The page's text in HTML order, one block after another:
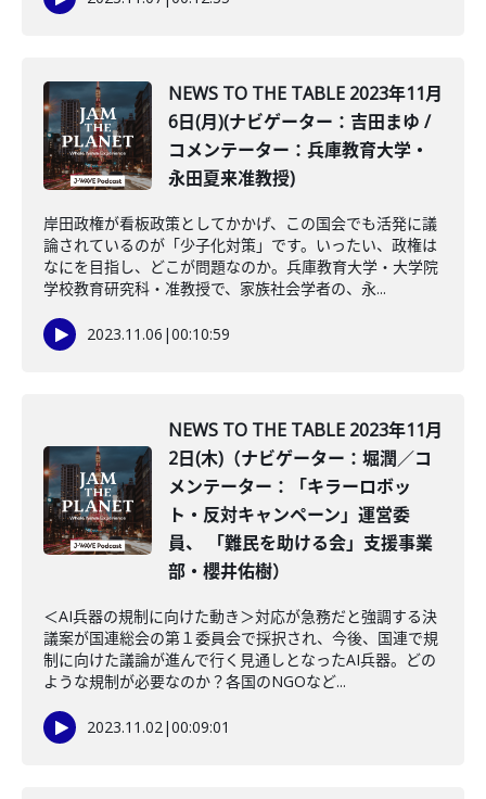
NEWS TO THE TABLE 2023年11月
6日(月)(ナビゲーター：吉田まゆ /
コメンテーター：兵庫教育大学・
永田夏来准教授)
岸田政権が看板政策としてかかげ、この国会でも活発に議
論されているのが「少子化対策」です。いったい、政権は
なにを目指し、どこが問題なのか。兵庫教育大学・大学院
学校教育研究科・准教授で、家族社会学者の、永...
2023.11.06 |00:10:59
NEWS TO THE TABLE 2023年11月
2日(木)（ナビゲーター：堀潤／コ
メンテーター：「キラーロボッ
ト・反対キャンペーン」運営委
員、 「難民を助ける会」支援事業
部・櫻井佑樹）
＜AI兵器の規制に向けた動き＞対応が急務だと強調する決
議案が国連総会の第１委員会で採択され、今後、国連で規
制に向けた議論が進んで行く見通しとなったAI兵器。どの
ような規制が必要なのか？各国のNGOなど...
2023.11.02|00:09:01